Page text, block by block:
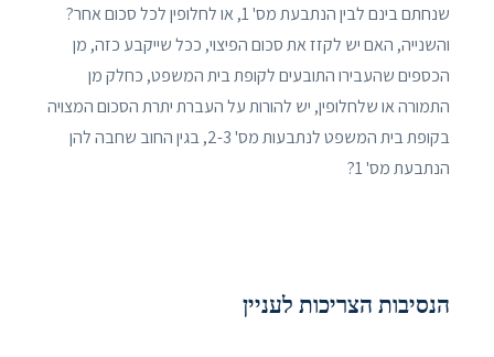
שנחתם בינם לבין הנתבעת מס' 1, או לחלופין לכל סכום אחר?
והשנייה, האם יש לקזז את סכום הפיצוי, ככל שייקבע כזה, מן
הכספים שהעבירו התובעים לקופת בית המשפט, כחלק מן
התמורה או שלחלופין, יש להורות על העברת יתרת הסכום המצויה
בקופת בית המשפט לנתבעות מס' 2-3, בגין החוב שחבה להן
הנתבעת מס' 1?
הנסיבות הצריכות לעניין